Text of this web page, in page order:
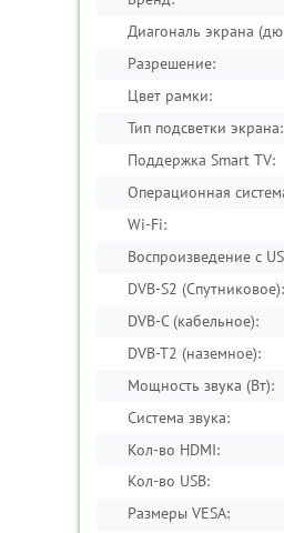
Диагональ экрана
Разрешение:
Цвет рамки:
Тип подсветки экрана:
Поддержка Smart TV:
Операционная
Wi-Fi:
Воспроизведение с
DVB-S2 (Спутниковое):
DVB-C (кабельное):
DVB-T2 (наземное):
Мощность звука (Вт):
Система звука:
Кол-во HDMI:
Кол-во USB:
Размеры VESA:
890